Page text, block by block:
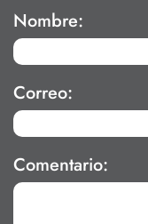
Nombre:
Correo:
Comentario: